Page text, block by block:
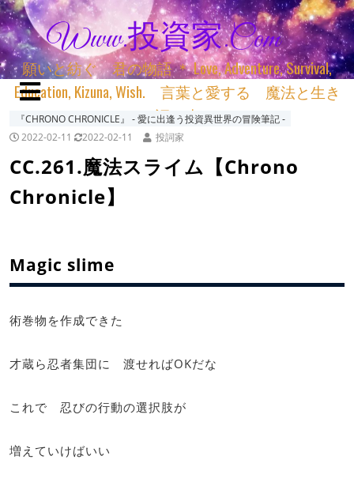
Www.投資家.com
願いと紡ぐ 君の物語 ＊ Love, Adventure, Survival,
Education, Kizuna, Wish. 言葉と愛する 魔法と生き
る 詞と生きる
『CHRONO CHRONICLE』 ‐ 愛に出逢う投資異世界の冒険筆記 ‐
2022-02-11
2022-02-11 投詞家
CC.261.魔法スライム【Chrono
Chronicle】
Magic slime
術巻物を作成できた
才蔵ら忍者集団に 渡せればOKだな
これで 忍びの行動の選択肢が
増えていけばいい